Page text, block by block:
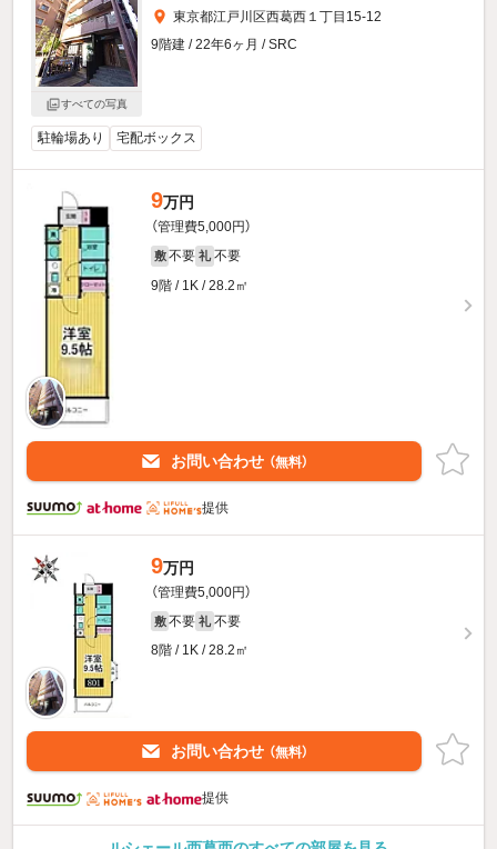
すべての写真
東京都江戸川区西葛西１丁目15-12
9階建 / 22年6ヶ月 / SRC
駐輪場あり 宅配ボックス
9万円
（管理費5,000円）
敷 不要 礼 不要
9階 / 1K / 28.2㎡
お問い合わせ （無料）
提供
9万円
（管理費5,000円）
敷 不要 礼 不要
8階 / 1K / 28.2㎡
お問い合わせ （無料）
提供